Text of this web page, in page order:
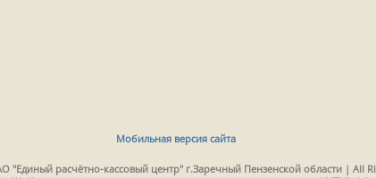
Мобильная версия сайта
"Единый расчётно-кассовый центр" г.Заречный Пензенской области | All